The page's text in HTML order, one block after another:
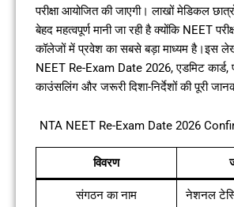
परीक्षा आयोजित की जाएगी। लाखों मेडिकल
बेहद महत्वपूर्ण मानी जा रही है क्योंकि NEET
कॉलेजों में प्रवेश का सबसे बड़ा माध्यम है।इस
NEET Re-Exam Date 2026, एडमिट कार्ड,
काउंसलिंग और जरूरी दिशा-निर्देशों की पूरी
NTA NEET Re-Exam Date 2026
विवरण
संगठन का नाम नेशनल